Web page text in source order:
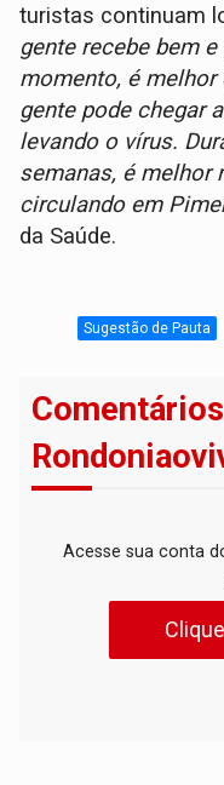
turistas continuam
gente recebe bem
momento, é
gente pode chegar
levando o vírus.
semanas, é melhor
circulando em
da Saúde.
Sugestão de Pauta
Comentários
Acesse sua conta